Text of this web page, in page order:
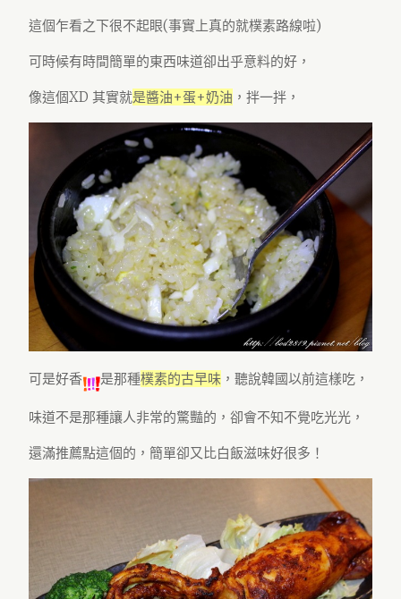
這個乍看之下很不起眼(事實上真的就樸素路線啦)
可時候有時間簡單的東西味道卻出乎意料的好，
像這個XD 其實就是醬油+蛋+奶油 ，拌一拌，
可是好香 是那種樸素的古早味 ，聽說韓國以前這樣吃，
味道不是那種讓人非常的驚豔的，卻會不知不覺吃光光，
還滿推薦點這個的，簡單卻又比白飯滋味好很多！